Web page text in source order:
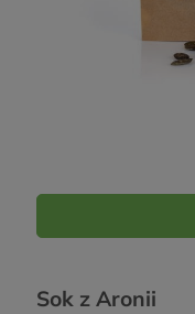
Sok z Aronii